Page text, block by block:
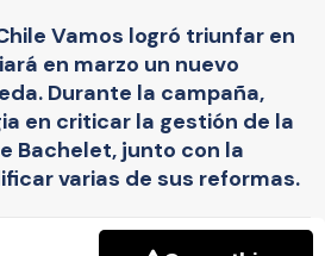
Vamos logró triunfar en
en marzo un nuevo
Durante la campaña,
en criticar la gestión de la
Bachelet, junto con la
varias de sus reformas.